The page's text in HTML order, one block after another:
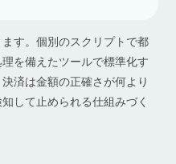
す。個別のスクリプトで都
を備えたツールで標準化す
済は金額の正確さが何より
して止められる仕組みづく